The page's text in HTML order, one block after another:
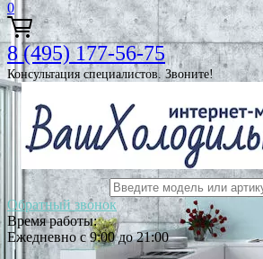
0
8 (495) 177-56-75
Консультация специалистов. Звоните!
Обратный звонок
Время работы:
Ежедневно с 9:00 до 21:00